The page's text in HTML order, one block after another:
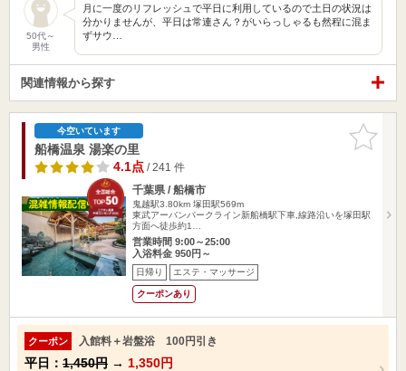
50代～
男性
月に一度のリフレッシュで平日に利用しているので土日の状況は
分かりませんが、平日は常連さん？がいらっしゃるも然程に混ま
ずサウ…
関連情報から探す
お気に入
りに追加
今空いています
船橋温泉 湯楽の里
4.1点/ 241 件
千葉県 / 船橋市
鬼越駅3.80km 塚田駅569m
東武アーバンパークライン新船橋駅下車,線路沿いを塚田駅
方面へ徒歩約1…
営業時間 9:00～25:00
入浴料金 950円～
日帰り エステ・マッサージ
クーポンあり
クーポン 入館料＋岩盤浴 100円引き
平日： 1,450円 → 1,350円